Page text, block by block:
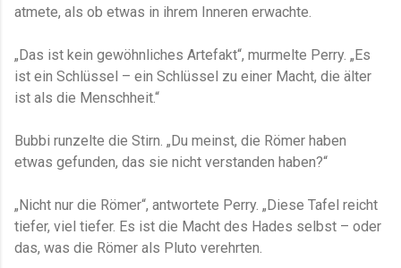
atmete, als ob etwas in ihrem Inneren erwachte.
„Das ist kein gewöhnliches Artefakt“, murmelte Perry. „Es
ist ein Schlüssel – ein Schlüssel zu einer Macht, die älter
ist als die Menschheit.“
Bubbi runzelte die Stirn. „Du meinst, die Römer haben
etwas gefunden, das sie nicht verstanden haben?“
„Nicht nur die Römer“, antwortete Perry. „Diese Tafel reicht
tiefer, viel tiefer. Es ist die Macht des Hades selbst – oder
das, was die Römer als Pluto verehrten.